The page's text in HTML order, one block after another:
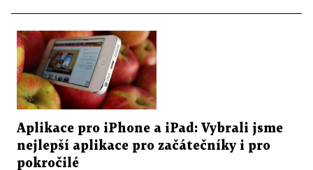
Aplikace pro iPhone a iPad: Vybrali jsme
nejlepší aplikace pro začátečníky i pro
pokročilé